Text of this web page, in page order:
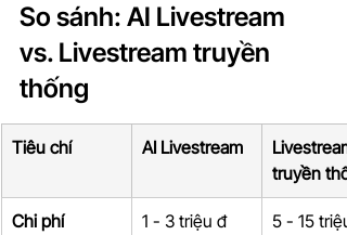
So sánh: AI Livestream
vs. Livestream truyền
thống
Tiêu chí AI Livestream
Livestream
truyền
Chi phí
1 - 3 triệu đ
5 - 15 triệu